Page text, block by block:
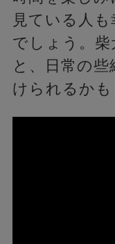
見ている人
でしょう。柴
と、日常の
けられるかも